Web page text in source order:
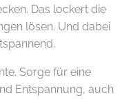
Das lockert die
lösen. Und dabei
Sorge für eine
Entspannung, auch